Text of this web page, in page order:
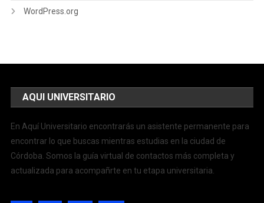
WordPress.org
AQUI UNIVERSITARIO
En Aquí Universitario encontrarás un asistente permanente para
encontrar lo que buscas mientras estudias en la ciudad de
Córdoba. Somos la guía virtual de contactos más completa y
actualizada para acompañrte en tu etapa universitaria.